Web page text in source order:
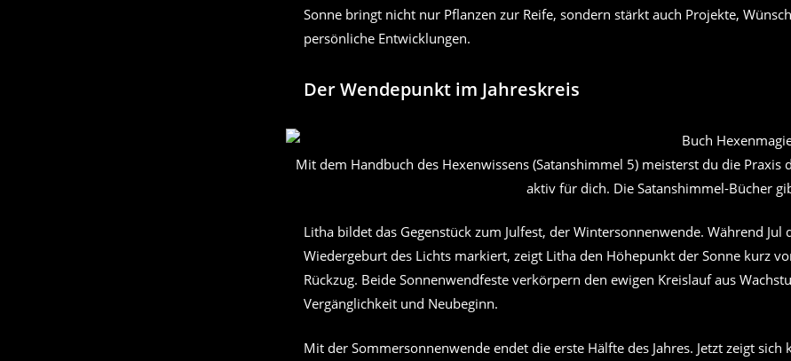
Sonne bringt nicht nur Pflanzen zur Reife, sondern stärkt auch Projekte,
persönliche Entwicklungen.
Der Wendepunkt im Jahreskreis
Mit dem Handbuch des Hexenwissens (Satanshimmel 5) meisterst du die
aktiv für dich. Die Satanshimmel-Bücher
Litha bildet das Gegenstück zum Julfest, der Wintersonnenwende. Während Jul
Wiedergeburt des Lichts markiert, zeigt Litha den Höhepunkt der Sonne kurz
Rückzug. Beide Sonnenwendfeste verkörpern den ewigen Kreislauf aus
Vergänglichkeit und Neubeginn.
Mit der Sommersonnenwende endet die erste Hälfte des Jahres. Jetzt zeigt sich